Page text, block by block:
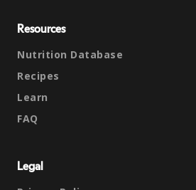
Resources
Nutrition Database
Recipes
Learn
FAQ
Legal